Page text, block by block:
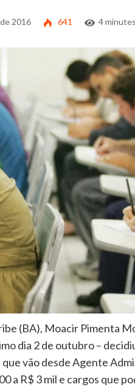
2016 641 4
(BA), Moacir Pimenta
dia 2 de outubro –
que vão desde Agente
a R$ 3 mil e cargos que